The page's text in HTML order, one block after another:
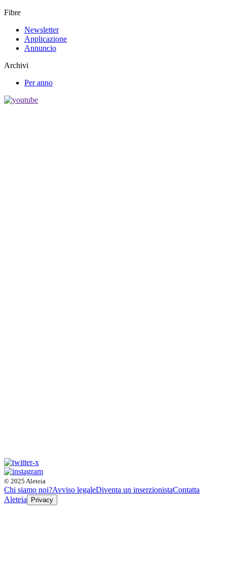
Fibre
Newsletter
Applicazione
Annuncio
Archivi
Per anno
© 2025 Aleteia
Chi siamo noi?Avviso legaleDiventa un inserzionistaContatta
Aleteia
Privacy